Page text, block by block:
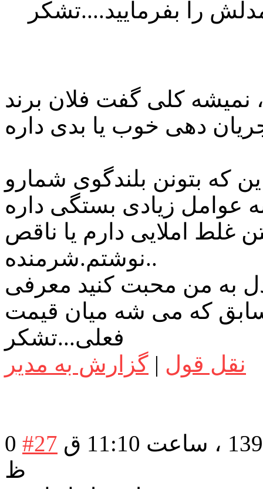
را بفرمایید....تشکر
نمیشه کلی گفت فلان برند
که بتونن بلندگوی شمارو
غلط املایی دارم یا ناقص
نوشتم.شرمنده..
به من محبت کنید معرفی
که می شه میان قیمت
فعلی...تشکر
نقل قول | گزارش به مدیر
0 #27 در تاریخ: یکشنبه 15 دی 1398 ، ساعت 11:10 ق
ظ